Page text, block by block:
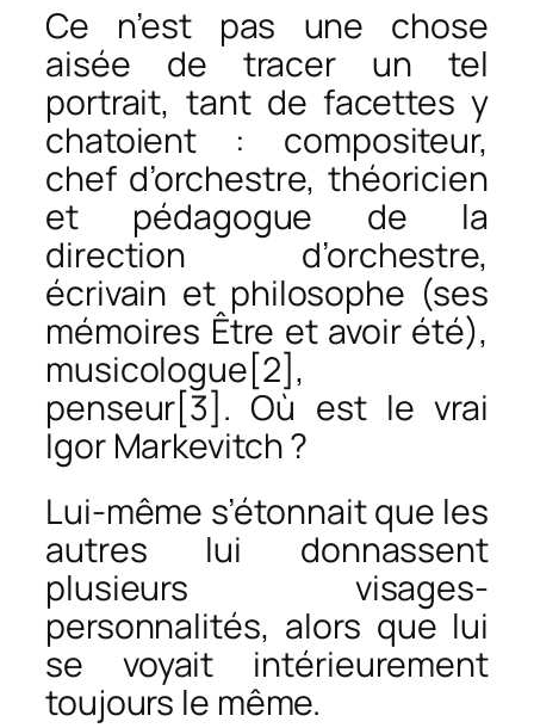
Ce n’est pas une chose
aisée de tracer un tel
portrait, tant de facettes y
chatoient : compositeur,
chef d’orchestre, théoricien
et pédagogue de la
direction d’orchestre,
écrivain et philosophe (ses
mémoires Être et avoir été),
musicologue[2],
penseur[3]. Où est le vrai
Igor Markevitch ?
Lui-même s’étonnait que les
autres lui donnassent
plusieurs visages-
personnalités, alors que lui
se voyait intérieurement
toujours le même.